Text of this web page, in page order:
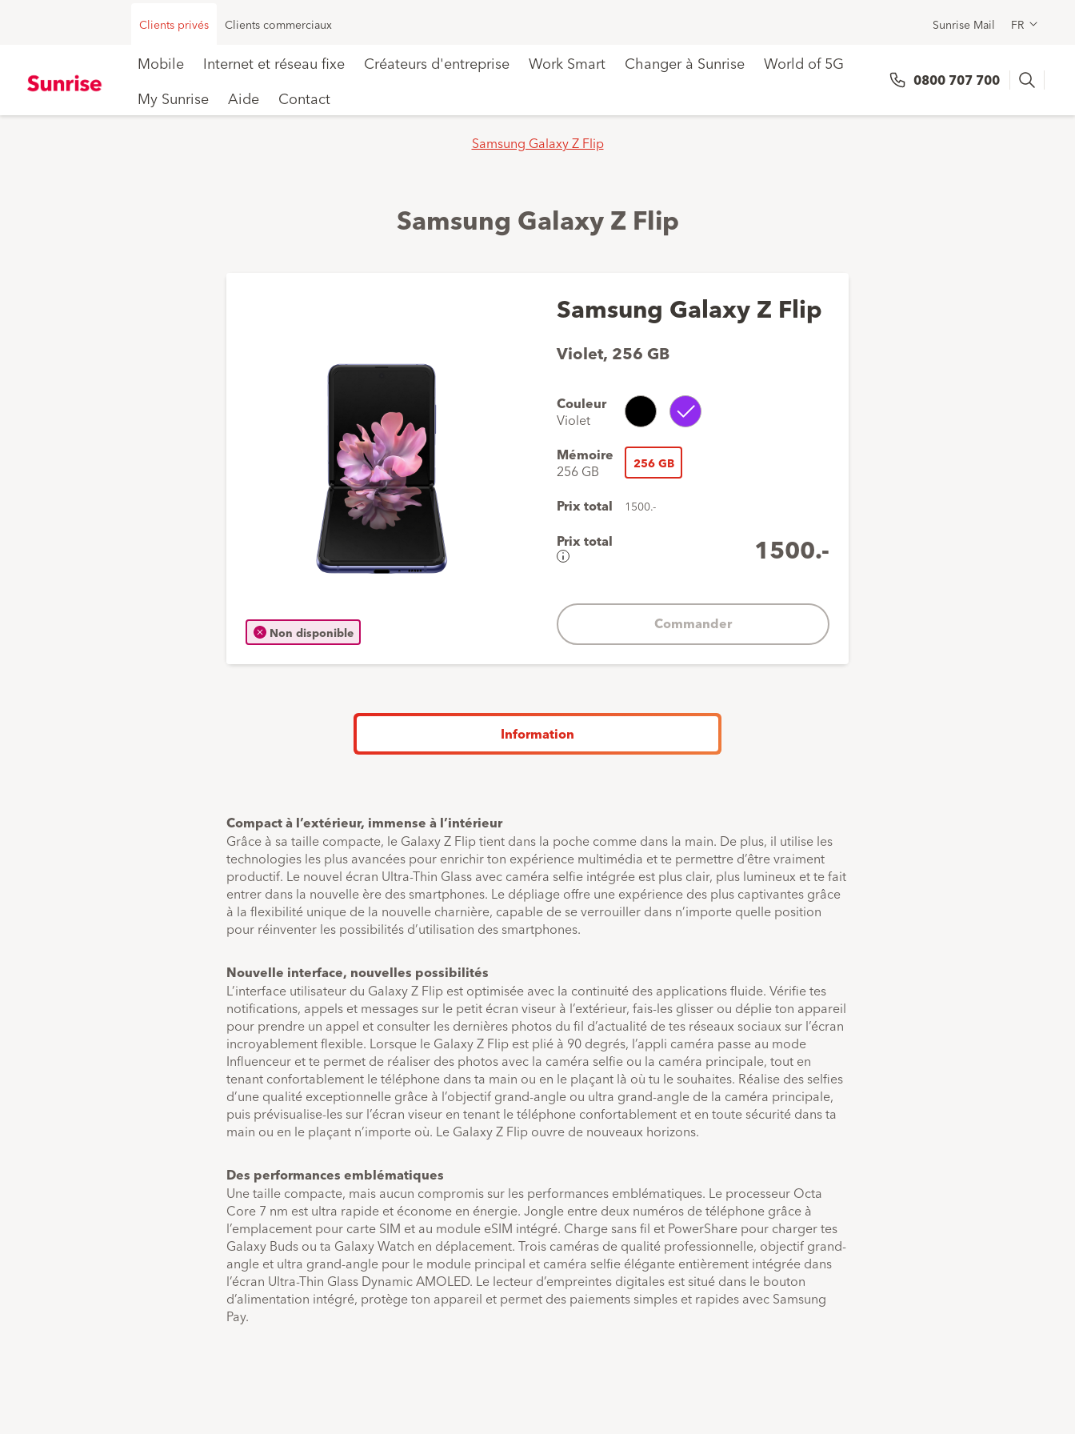
Clients privés Clients commerciaux Sunrise Mail FR
Mobile Internet et réseau fixe Créateurs d'entreprise Work Smart Changer à Sunrise
World of 5G
My Sunrise
Aide Contact
0800 707 700 Search
Samsung Galaxy Z Flip
Samsung Galaxy Z Flip
Non disponible
Samsung Galaxy Z Flip
Violet, 256 GB
Couleur
Violet
Noir Violet
Mémoire
256 GB 256 GB
Prix total 1500.-
Prix total
Aperçu
vos
paiement
1500.-
Commander
Information
Compact à l’extérieur, immense à l’intérieur
Grâce à sa taille compacte, le Galaxy Z Flip tient dans la poche comme dans la main. De plus, il utilise les
technologies les plus avancées pour enrichir ton expérience multimédia et te permettre d’être vraiment
productif. Le nouvel écran Ultra-Thin Glass avec caméra selfie intégrée est plus clair, plus lumineux et te fait
entrer dans la nouvelle ère des smartphones. Le dépliage offre une expérience des plus captivantes grâce
à la flexibilité unique de la nouvelle charnière, capable de se verrouiller dans n’importe quelle position
pour réinventer les possibilités d’utilisation des smartphones.
Nouvelle interface, nouvelles possibilités
L’interface utilisateur du Galaxy Z Flip est optimisée avec la continuité des applications fluide. Vérifie tes
notifications, appels et messages sur le petit écran viseur à l’extérieur, fais-les glisser ou déplie ton appareil
pour prendre un appel et consulter les dernières photos du fil d’actualité de tes réseaux sociaux sur l’écran
incroyablement flexible. Lorsque le Galaxy Z Flip est plié à 90 degrés, l’appli caméra passe au mode
Influenceur et te permet de réaliser des photos avec la caméra selfie ou la caméra principale, tout en
tenant confortablement le téléphone dans ta main ou en le plaçant là où tu le souhaites. Réalise des selfies
d’une qualité exceptionnelle grâce à l’objectif grand-angle ou ultra grand-angle de la caméra principale,
puis prévisualise-les sur l’écran viseur en tenant le téléphone confortablement et en toute sécurité dans ta
main ou en le plaçant n’importe où. Le Galaxy Z Flip ouvre de nouveaux horizons.
Des performances emblématiques
Une taille compacte, mais aucun compromis sur les performances emblématiques. Le processeur Octa
Core 7 nm est ultra rapide et économe en énergie. Jongle entre deux numéros de téléphone grâce à
l’emplacement pour carte SIM et au module eSIM intégré. Charge sans fil et PowerShare pour charger tes
Galaxy Buds ou ta Galaxy Watch en déplacement. Trois caméras de qualité professionnelle, objectif grand-
angle et ultra grand-angle pour le module principal et caméra selfie élégante entièrement intégrée dans
l’écran Ultra-Thin Glass Dynamic AMOLED. Le lecteur d’empreintes digitales est situé dans le bouton
d’alimentation intégré, protège ton appareil et permet des paiements simples et rapides avec Samsung
Pay.